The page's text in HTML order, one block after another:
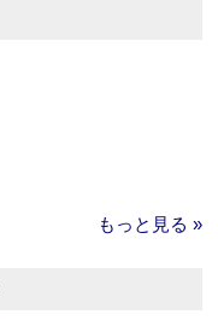
もっと見る »